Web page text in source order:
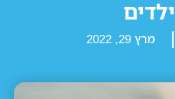
מרץ 29, 2022